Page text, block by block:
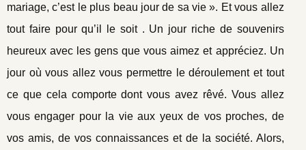
mariage, c’est le plus beau jour de sa vie ». Et vous allez
tout faire pour qu’il le soit . Un jour riche de souvenirs
heureux avec les gens que vous aimez et appréciez. Un
jour où vous allez vous permettre le déroulement et tout
ce que cela comporte dont vous avez rêvé. Vous allez
vous engager pour la vie aux yeux de vos proches, de
vos amis, de vos connaissances et de la société. Alors,